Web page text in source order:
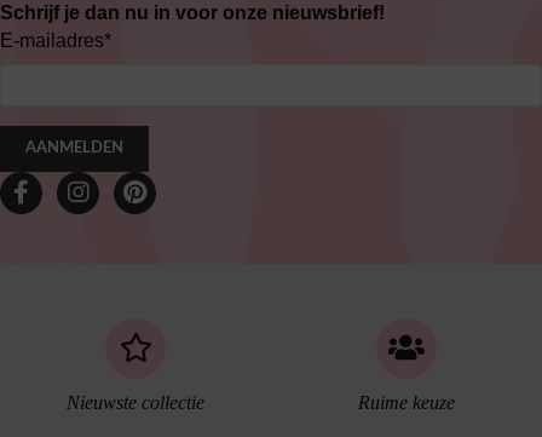
Schrijf je dan nu in voor onze nieuwsbrief!
E-mailadres*
AANMELDEN
Nieuwste collectie Ruime keuze